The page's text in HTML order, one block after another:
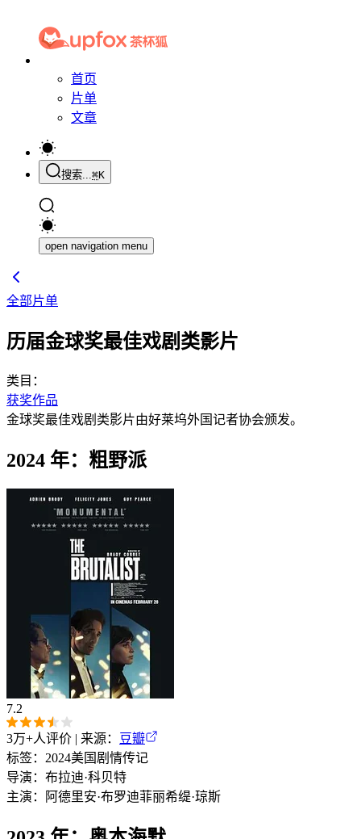
首页
片单
文章
搜索...⌘K
open navigation menu
全部片单
历届金球奖最佳戏剧类影片
类目：
获奖作品
金球奖最佳戏剧类影片由好莱坞外国记者协会颁发。
2024 年：粗野派
7.2
3万+人评价 | 来源：
豆瓣
标签： 2024美国 剧情传记
导演： 布拉迪·科贝特
主演：
阿德里安·布罗迪菲丽希缇·琼斯